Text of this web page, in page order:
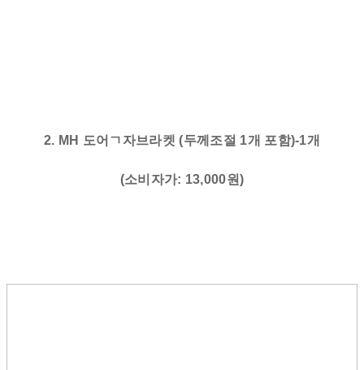
2. MH 도어ㄱ자브라켓 (두께조절 1개 포함)-1개
(소비자가: 13,000원)